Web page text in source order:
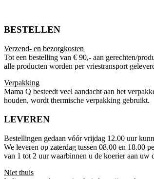
BESTELLEN
Verzend- en bezorgkosten
Tot een bestelling van € 90,- aan gerechten/
alle producten worden per vriestransport
Verpakking
Mama Q besteedt veel aandacht aan het
houden, wordt thermische verpakking gebruikt.
LEVEREN
Bestellingen gedaan vóór vrijdag 12.00 uur
We leveren op zaterdag tussen 08.00 en 18.00
van 1 tot 2 uur waarbinnen u de koerier aan uw
Niet thuis